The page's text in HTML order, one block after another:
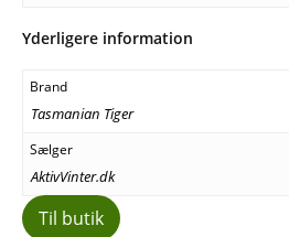
Yderligere information
Brand
Tasmanian Tiger
Sælger
AktivVinter.dk
Til butik